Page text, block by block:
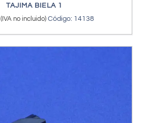
TAJIMA BIELA 1
(IVA no incluido) Código: 14138